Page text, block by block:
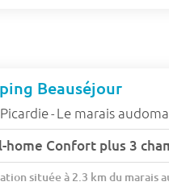
Beauséjour
- Le marais
home Confort plus 3
située à 2.3 km du marais